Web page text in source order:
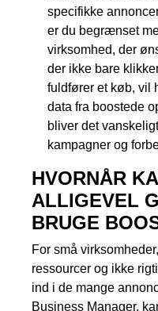
specifikke
er du begrænset
virksomhed, der
der ikke bare
fuldfører et køb, vil
data fra boostede
bliver det
kampagner og
HVORNÅR
ALLIGEVEL
BRUGE
For små
ressourcer og ikke
ind i de mange
Business Manager,